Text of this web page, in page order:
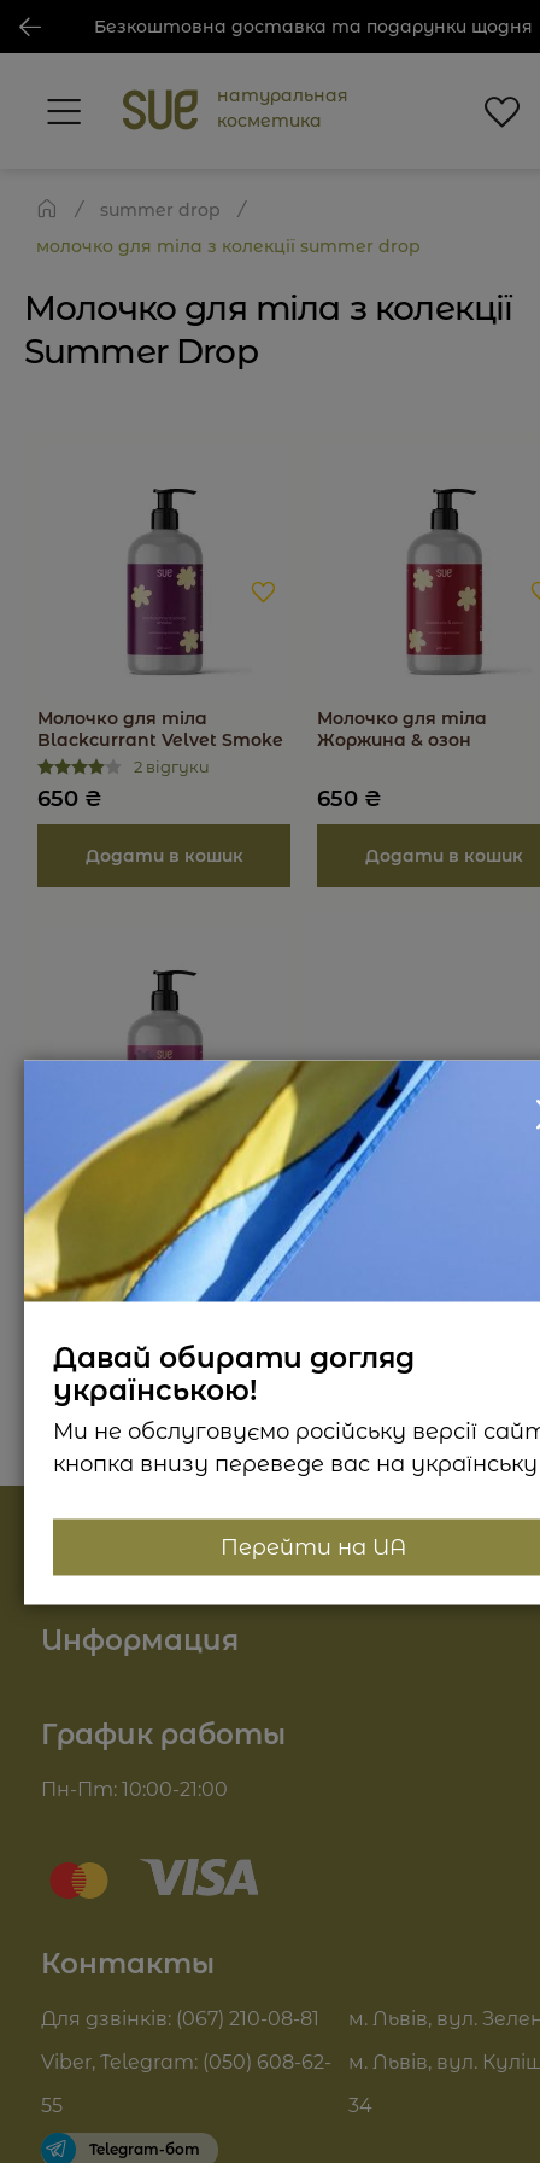
Безкоштовна доставка та подарунки щодня
натуральная
косметика
summer drop
молочко для тіла з колекції summer drop
Молочко для тіла з колекції
Summer Drop
Молочко для тіла
Blackcurrant Velvet Smoke
2 відгуки
650 ₴
Молочко для тіла
Жоржина & озон
650 ₴
Молочко для тіла Мускус
& півонія
650
Давай обирати догляд
українською!
Ми не обслуговуємо російську версії
кнопка внизу переведе вас на українську
Перейти на UA
График работы
Пн-Пт: 10:00-21:00
Найпопулярніші категорії
Косметика для лица
Для волос
Комплекси для обличчя
Актуальні знижки
Pro Age догляд
Информация
Отзывы
Договор оферты
Контакты
Для дзвінків: (067) 210-08-81
Viber, Telegram: (050) 608-62-
55
Telegram-бот
м. Львів, вул.
м. Львів, вул.
34